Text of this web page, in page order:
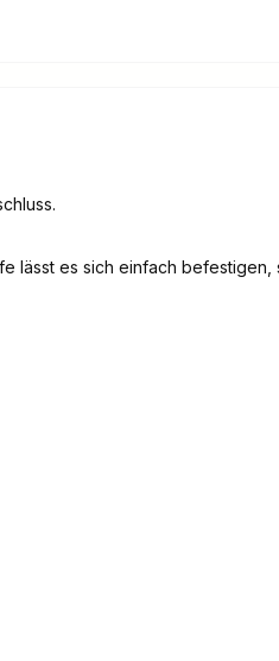
lässt es sich einfach